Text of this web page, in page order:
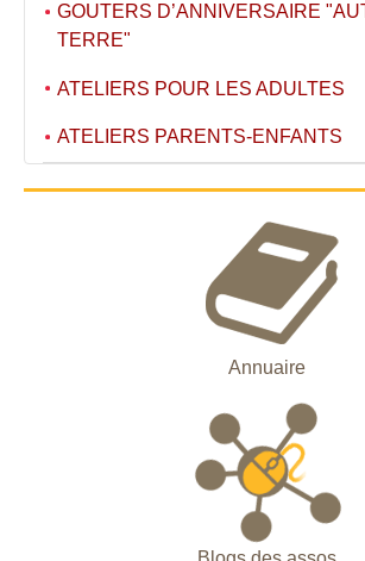
GOUTERS D’ANNIVERSAIRE
TERRE"
ATELIERS POUR LES ADULTES
ATELIERS PARENTS-ENFANTS
Annuaire